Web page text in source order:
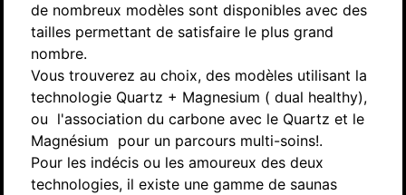
de nombreux modèles sont disponibles avec des
tailles permettant de satisfaire le plus grand
nombre.
Vous trouverez au choix, des modèles utilisant la
technologie Quartz + Magnesium ( dual healthy),
ou l'association du carbone avec le Quartz et le
Magnésium pour un parcours multi-soins!.
Pour les indécis ou les amoureux des deux
technologies, il existe une gamme de saunas